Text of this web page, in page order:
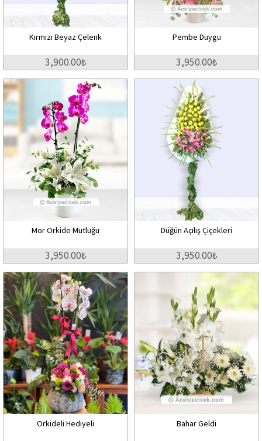
Kırmızı Beyaz Çelenk
3,900.00₺
Pembe Duygu
3,950.00₺
Mor Orkide Mutluğu
3,950.00₺
Düğün Açılış Çiçekleri
3,950.00₺
Orkideli Hediyeli Bahar Geldi